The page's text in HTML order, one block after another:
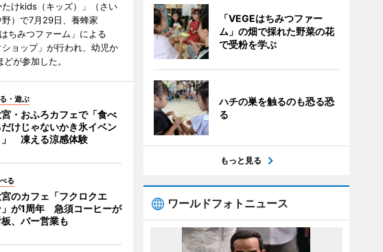
けkids（キッズ）」（さい
）で7月29日、養蜂家
ちみつファーム」による
ショップ」が行われ、幼児か
が参加した。
・遊ぶ
・おふろカフェで「食べ
だけじゃないかき氷イベン
」 凍える涼感体験
る
のカフェ「フクロクエ
」が1周年 急須コーヒーが
、バー営業も
「VEGEはちみつファー
ム」の畑で採れた野菜の花
で受粉を学ぶ
ハチの巣を触るのも恐る恐
る
もっと見る
ワールドフォトニュース